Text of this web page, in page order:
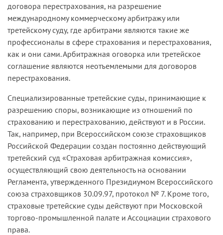
договора перестрахования, на разрешение
международному коммерческому арбитражу или
третейскому суду, где арбитрами являются такие же
профессионалы в сфере страхования и перестрахования,
как и они сами. Арбитражная оговорка или третейское
соглашение являются неотъемлемыми для договоров
перестрахования.
Специализированные третейские суды, принимающие к
разрешению споры, возникающие из отношений по
страхованию и перестрахованию, действуют и в России.
Так, например, при Всероссийском союзе страховщиков
Российской Федерации создан постоянно действующий
третейский суд «Страховая арбитражная комиссия»,
осуществляющий свою деятельность на основании
Регламента, утвержденного Президиумом Всероссийского
союза страховщиков 30.09.97, протокол № 7. Кроме того,
страховые третейские суды действуют при Московской
торгово-промышленной палате и Ассоциации страхового
права.